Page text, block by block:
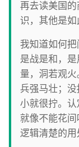
再去读美国
识，其他是如
我知道如何把
是战是和，
量，洞若观
兵强马壮；
小就很拧。认
就像不能花间
逻辑清楚的用